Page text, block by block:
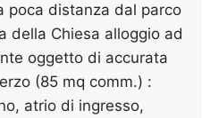
poca distanza dal parco
della Chiesa alloggio ad
oggetto di accurata
(85 mq comm.) :
atrio di ingresso,